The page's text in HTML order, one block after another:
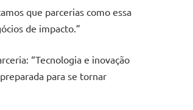
que parcerias como essa
de impacto.”
“Tecnologia e inovação
para se tornar